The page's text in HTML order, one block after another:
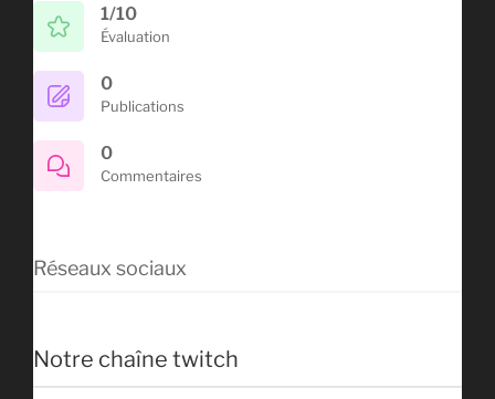
1/10
Évaluation
0
Publications
0
Commentaires
Réseaux sociaux
Notre chaîne twitch